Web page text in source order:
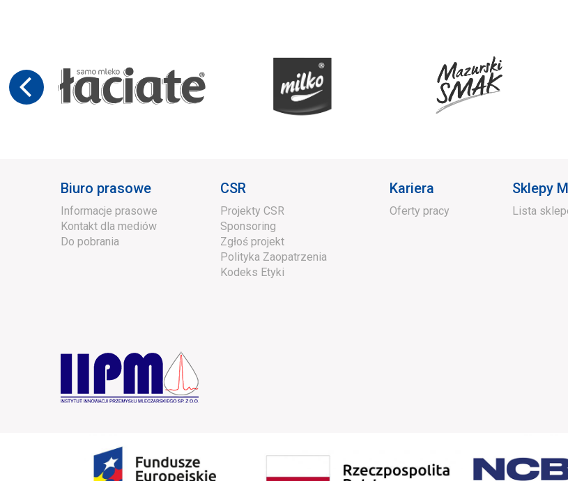
Biuro prasowe
Informacje prasowe
Kontakt dla mediów
Do pobrania
CSR
Projekty CSR
Sponsoring
Zgłoś projekt
Polityka Zaopatrzenia
Kodeks Etyki
Kariera
Oferty pracy
Sklepy
Lista